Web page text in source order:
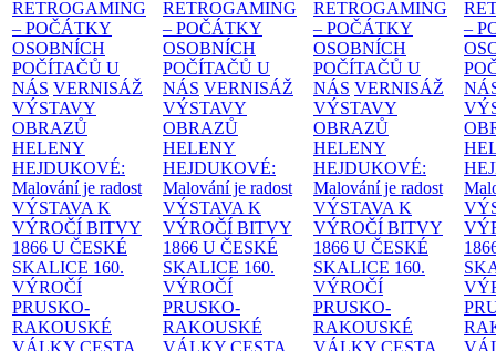
RETROGAMING
– POČÁTKY
OSOBNÍCH
POČÍTAČŮ U
NÁS VERNISÁŽ
VÝSTAVY
OBRAZŮ
HELENY
HEJDUKOVÉ:
Malování je radost
VÝSTAVA K
VÝROČÍ BITVY
1866 U ČESKÉ
SKALICE 160.
VÝROČÍ
PRUSKO-
RAKOUSKÉ
VÁLKY CESTA
RETROGAMING
– POČÁTKY
OSOBNÍCH
POČÍTAČŮ U
NÁS VERNISÁŽ
VÝSTAVY
OBRAZŮ
HELENY
HEJDUKOVÉ:
Malování je radost
VÝSTAVA K
VÝROČÍ BITVY
1866 U ČESKÉ
SKALICE 160.
VÝROČÍ
PRUSKO-
RAKOUSKÉ
VÁLKY CESTA
RETROGAMING
– POČÁTKY
OSOBNÍCH
POČÍTAČŮ U
NÁS VERNISÁŽ
VÝSTAVY
OBRAZŮ
HELENY
HEJDUKOVÉ:
Malování je radost
VÝSTAVA K
VÝROČÍ BITVY
1866 U ČESKÉ
SKALICE 160.
VÝROČÍ
PRUSKO-
RAKOUSKÉ
VÁLKY CESTA
–